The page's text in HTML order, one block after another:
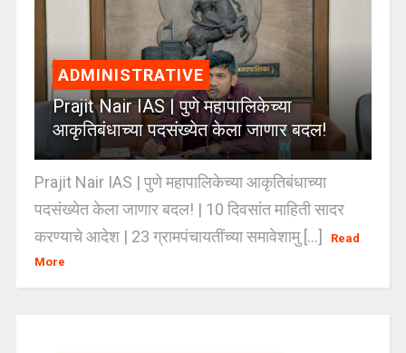
ADMINISTRATIVE
Prajit Nair IAS | पुणे महापालिकेच्या
आकृतिबंधाच्या पदसंख्येत केला जाणार बदल!
Prajit Nair IAS | पुणे महापालिकेच्या आकृतिबंधाच्या
पदसंख्येत केला जाणार बदल! | 10 दिवसांत माहिती सादर
करण्याचे आदेश | 23 ग्रामपंचायतींच्या समावेशामु [...]
Read
More